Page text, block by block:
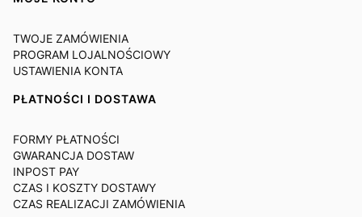
TWOJE ZAMÓWIENIA
PROGRAM LOJALNOŚCIOWY
USTAWIENIA KONTA
PŁATNOŚCI I DOSTAWA
FORMY PŁATNOŚCI
GWARANCJA DOSTAW
INPOST PAY
CZAS I KOSZTY DOSTAWY
CZAS REALIZACJI ZAMÓWIENIA